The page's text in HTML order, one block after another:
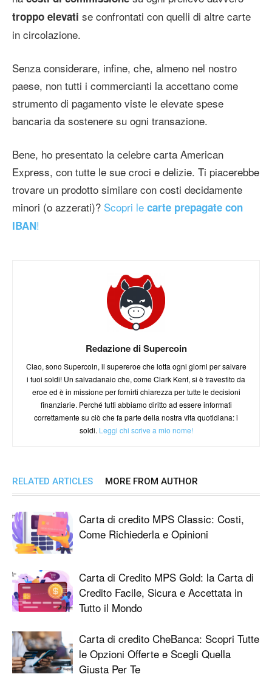
troppo elevati se confrontati con quelli di altre carte
in circolazione.
Senza considerare, infine, che, almeno nel nostro
paese, non tutti i commercianti la accettano come
strumento di pagamento viste le elevate spese
bancaria da sostenere su ogni transazione.
Bene, ho presentato la celebre carta American
Express, con tutte le sue croci e delizie. Ti piacerebbe
trovare un prodotto similare con costi decidamente
minori (o azzerati)? Scopri le carte prepagate con
IBAN!
Redazione di Supercoin
Ciao, sono Supercoin, il supereroe che lotta ogni giorni per salvare
i tuoi soldi! Un salvadanaio che, come Clark Kent, si è travestito da
eroe ed è in missione per fornirti chiarezza per tutte le decisioni
finanziarie. Perché tutti abbiamo diritto ad essere informati
correttamente su ciò che fa parte della nostra vita quotidiana: i
soldi. Leggi chi scrive a mio nome!
RELATED ARTICLES MORE FROM AUTHOR
Carta di credito MPS Classic: Costi,
Come Richiederla e Opinioni
Carta di Credito MPS Gold: la Carta di
Credito Facile, Sicura e Accettata in
Tutto il Mondo
Carta di credito CheBanca: Scopri Tutte
le Opzioni Offerte e Scegli Quella
Giusta Per Te